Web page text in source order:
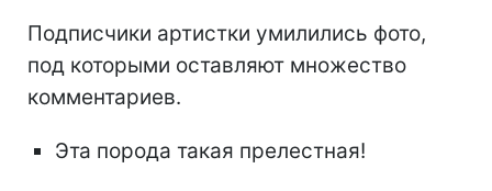
Подписчики артистки умилились фото,
под которыми оставляют множество
комментариев.
Эта порода такая прелестная!